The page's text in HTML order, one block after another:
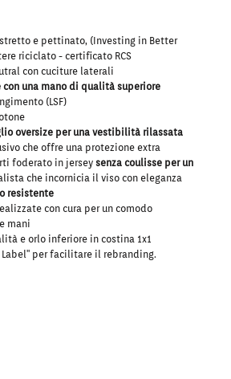
e pettinato, (Investing in Better
riciclato - certificato RCS
con cuciture laterali
con una mano di qualità superiore
(LSF)
oversize per una vestibilità rilassata
che offre una protezione extra
foderato in jerseysenza coulisse per un
che incornicia il viso con eleganza
resistente
con cura per un comodo
mani
e orlo inferiore in costina 1x1
Label" per facilitare il rebranding.